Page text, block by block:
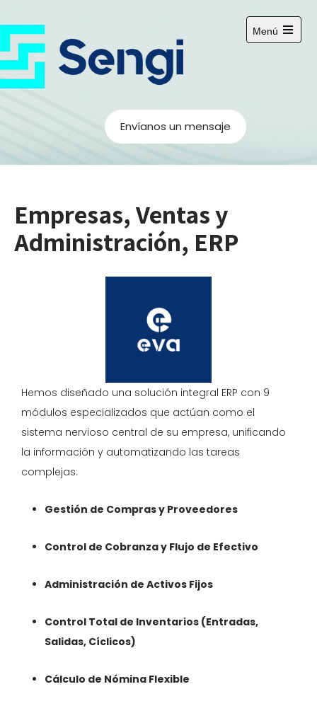
Envíanos un mensaje
Menú
Empresas, Ventas y
Administración, ERP
Hemos diseñado una solución integral ERP con 9
módulos especializados que actúan como el
sistema nervioso central de su empresa, unificando
la información y automatizando las tareas
complejas:
Gestión de Compras y Proveedores
Control de Cobranza y Flujo de Efectivo
Administración de Activos Fijos
Control Total de Inventarios (Entradas,
Salidas, Cíclicos)
Cálculo de Nómina Flexible